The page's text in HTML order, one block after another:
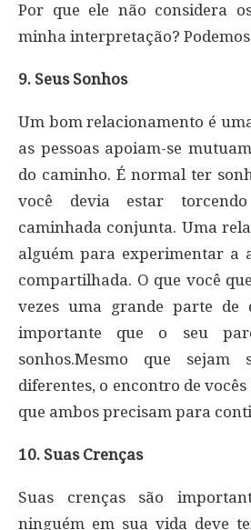
Por que ele não considera
minha interpretação?
9. Seus Sonhos
Um bom relacionamento é
as pessoas apoiam-se
do caminho. É normal ter
você devia estar
caminhada conjunta. Uma
alguém para experimentar a
compartilhada. O que você
vezes uma grande parte de
importante que o seu
sonhos.Mesmo que sejam
diferentes, o encontro de
que ambos precisam para
10. Suas Crenças
Suas crenças são
ninguém em sua vida deve